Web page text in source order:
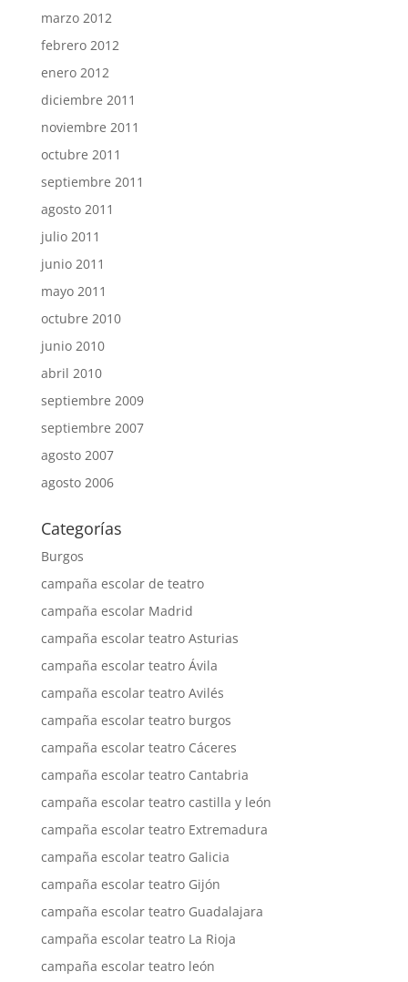
marzo 2012
febrero 2012
enero 2012
diciembre 2011
noviembre 2011
octubre 2011
septiembre 2011
agosto 2011
julio 2011
junio 2011
mayo 2011
octubre 2010
junio 2010
abril 2010
septiembre 2009
septiembre 2007
agosto 2007
agosto 2006
Categorías
Burgos
campaña escolar de teatro
campaña escolar Madrid
campaña escolar teatro Asturias
campaña escolar teatro Ávila
campaña escolar teatro Avilés
campaña escolar teatro burgos
campaña escolar teatro Cáceres
campaña escolar teatro Cantabria
campaña escolar teatro castilla y león
campaña escolar teatro Extremadura
campaña escolar teatro Galicia
campaña escolar teatro Gijón
campaña escolar teatro Guadalajara
campaña escolar teatro La Rioja
campaña escolar teatro león